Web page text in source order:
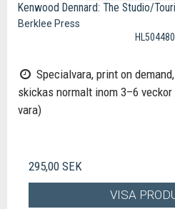
Kenwood Dennard: The Studio/
Berklee Press
Specialvara, print on
skickas normalt inom 3–6
vara)
295,00 SEK
VISA